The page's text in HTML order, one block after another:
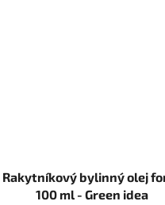
Rakytníkový bylinný olej
100 ml - Green idea